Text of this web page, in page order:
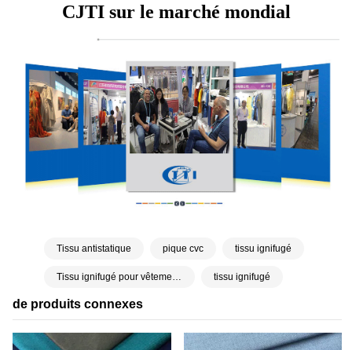
de produits connexes
CJTI sur le marché mondial
Tissu antistatique pique cvc tissu ignifugé
Tissu ignifugé pour vêtements tissu ignifugé